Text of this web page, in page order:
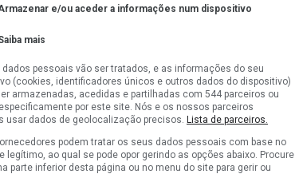
e/ou aceder a informações num dispositivo
mais
dados pessoais vão ser tratados, e as informações do seu
(cookies, identificadores únicos e outros dados do dispositivo)
armazenadas, acedidas e partilhadas com 544 parceiros ou
por este site. Nós e os nossos parceiros
usar dados de geolocalização precisos. Lista de parceiros.
podem tratar os seus dados pessoais com base no
legítimo, ao qual se pode opor gerindo as opções abaixo. Procure
parte inferior desta página ou no menu do site para gerir ou